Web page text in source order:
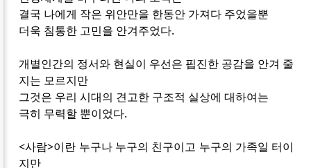
결국 나에게 작은 위안만을 한동안 가져다 주었을뿐
더욱 침통한 고민을 안겨주었다.
개별인간의 정서와 현실이 우선은 핍진한 공감을 안겨 줄
지는 모르지만
그것은 우리 시대의 견고한 구조적 실상에 대하여는
극히 무력할 뿐이었다.
<사람>이란 누구나 누구의 친구이고 누구의 가족일 터이
지만